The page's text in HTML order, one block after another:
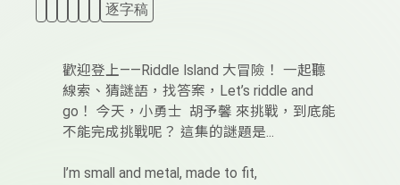
逐字稿
歡迎登上——Riddle Island 大冒險！ 一起聽
線索、猜謎語，找答案，Let’s riddle and
go！ 今天，小勇士 胡予馨 來挑戰，到底能
不能完成挑戰呢？ 這集的謎題是...
I’m small and metal, made to fit,